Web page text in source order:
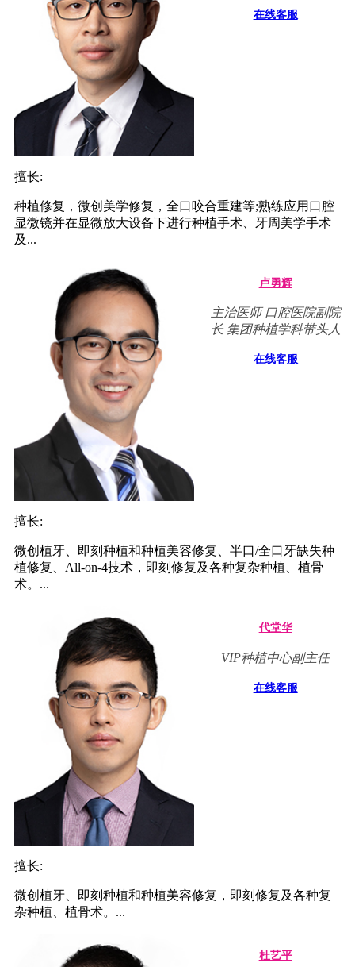
在线客服
擅长:
种植修复，微创美学修复，全口咬合重建等;熟练应用口腔
显微镜并在显微放大设备下进行种植手术、牙周美学手术
及...
卢勇辉
主治医师 口腔医院副院
长 集团种植学科带头人
在线客服
擅长:
微创植牙、即刻种植和种植美容修复、半口/全口牙缺失种
植修复、All-on-4技术，即刻修复及各种复杂种植、植骨
术。...
代堂华
VIP种植中心副主任
在线客服
擅长:
微创植牙、即刻种植和种植美容修复，即刻修复及各种复
杂种植、植骨术。...
杜艺平